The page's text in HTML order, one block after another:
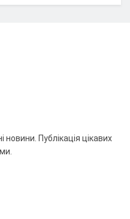
Публікація цікавих